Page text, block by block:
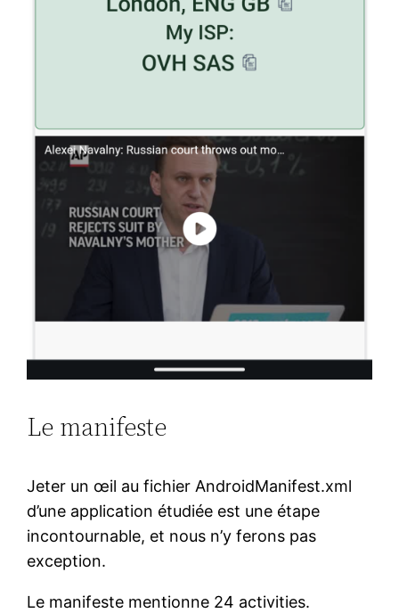
Le manifeste
Jeter un œil au fichier AndroidManifest.xml
d’une application étudiée est une étape
incontournable, et nous n’y ferons pas
exception.
Le manifeste mentionne 24 activities.